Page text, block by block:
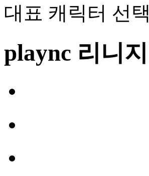
대표 캐릭터 선택
plaync 리니지